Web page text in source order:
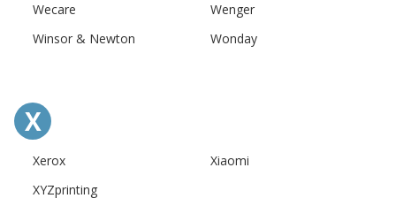
Wecare
Wenger
Winsor & Newton
Wonday
X
Xerox
Xiaomi
XYZprinting